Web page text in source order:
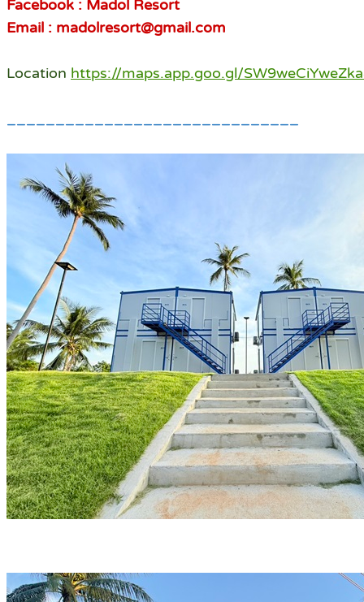
Facebook : Madol Resort
Email : madolresort@gmail.com
Location https://maps.app.goo.gl/